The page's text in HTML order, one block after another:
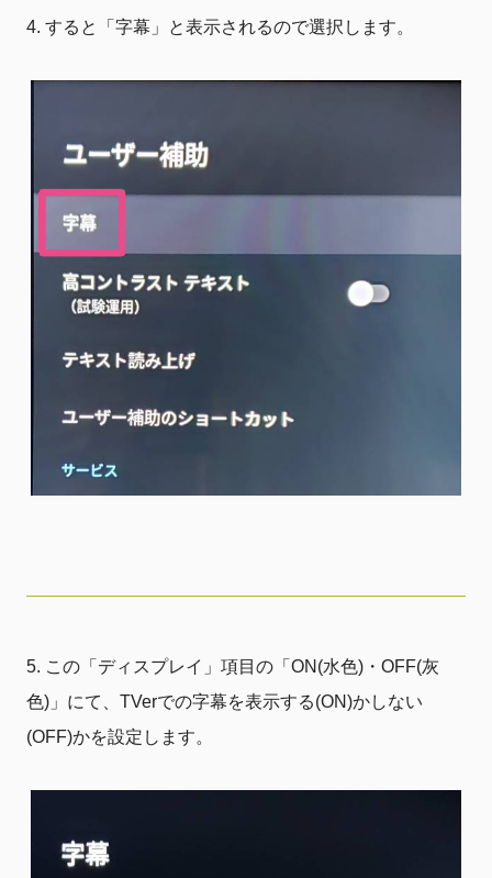
すると「字幕」と表示されるので選択します。
この「ディスプレイ」項目の「ON(水色)・OFF(灰
色)」にて、TVerでの字幕を表示する(ON)かしない
(OFF)かを設定します。